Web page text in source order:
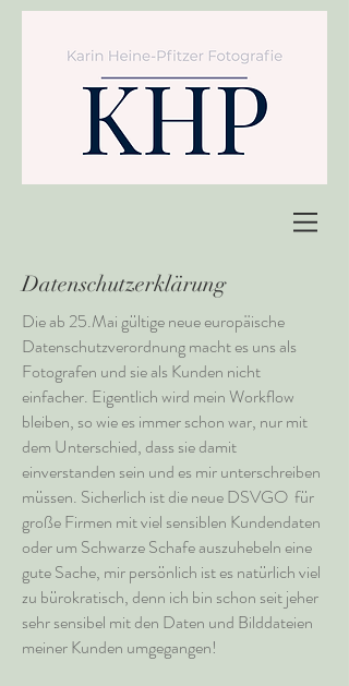
Datenschutzerklärung
Die ab 25.Mai gültige neue europäische
Datenschutzverordnung macht es uns als
Fotografen und sie als Kunden nicht
einfacher. Eigentlich wird mein Workflow
bleiben, so wie es immer schon war, nur mit
dem Unterschied, dass sie damit
einverstanden sein und es mir unterschreiben
müssen. Sicherlich ist die neue DSVGO für
große Firmen mit viel sensiblen Kundendaten
oder um Schwarze Schafe auszuhebeln eine
gute Sache, mir persönlich ist es natürlich viel
zu bürokratisch, denn ich bin schon seit jeher
sehr sensibel mit den Daten und Bilddateien
meiner Kunden umgegangen!